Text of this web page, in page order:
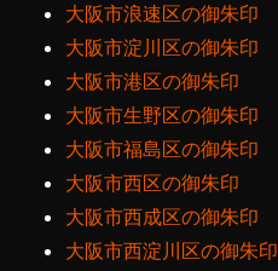
大阪市浪速区の御朱印
大阪市淀川区の御朱印
大阪市港区の御朱印
大阪市生野区の御朱印
大阪市福島区の御朱印
大阪市西区の御朱印
大阪市西成区の御朱印
大阪市西淀川区の御朱印